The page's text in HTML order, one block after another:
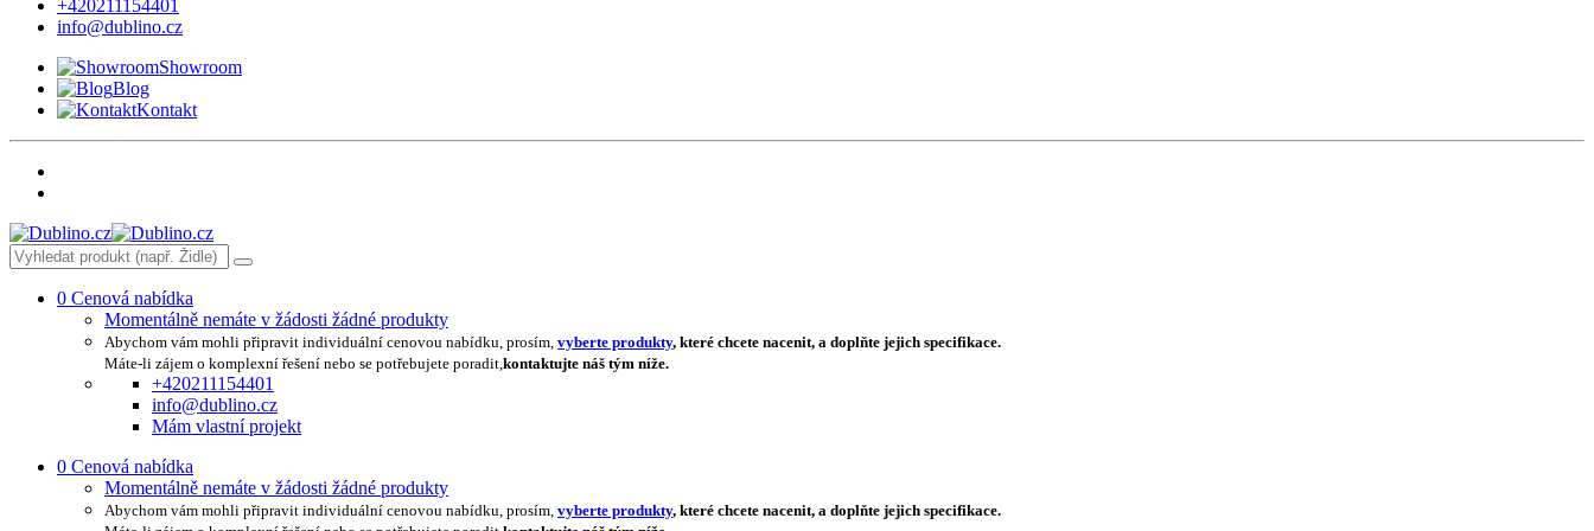
+420211154401
info@dublino.cz
Showroom
Blog
Kontakt
0 Cenová nabídka
Momentálně nemáte v žádosti žádné produkty
Abychom vám mohli připravit individuální cenovou nabídku, prosím, vyberte produkty, které chcete nacenit, a doplňte jejich specifikace.
Máte-li zájem o komplexní řešení nebo se potřebujete poradit,kontaktujte náš tým níže.
+420211154401
info@dublino.cz
Mám vlastní projekt
0 Cenová nabídka
Momentálně nemáte v žádosti žádné produkty
Abychom vám mohli připravit individuální cenovou nabídku, prosím, vyberte produkty, které chcete nacenit, a doplňte jejich specifikace.